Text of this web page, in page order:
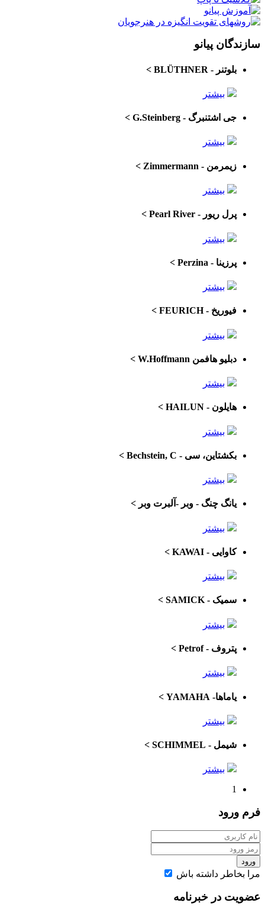
سازندگان پیانو
بلوتنر - BLÜTHNER >
بیشتر
جی اشتنبرگ - G.Steinberg >
بیشتر
زیمرمن - Zimmermann >
بیشتر
پرل ریور - Pearl River >
بیشتر
پرزینا - Perzina >
بیشتر
فیوریخ - FEURICH >
بیشتر
دبلیو هافمن W.Hoffmann >
بیشتر
هایلون - HAILUN >
بیشتر
بکشتاین، سی - Bechstein, C >
بیشتر
یانگ چنگ - وبر -آلبرت وبر >
بیشتر
کاوایی - KAWAI >
بیشتر
سمیک - SAMICK >
بیشتر
پتروف - Petrof >
بیشتر
یاماها- YAMAHA >
بیشتر
شیمل - SCHIMMEL >
بیشتر
1
فرم ورود
ورود
مرا بخاطر داشته باش
عضویت در خبرنامه